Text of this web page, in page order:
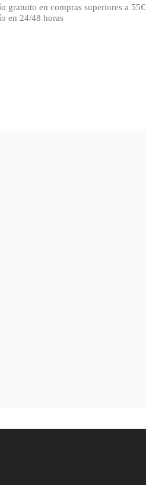
gratuito en compras superiores a 55€
en 24/48 horas